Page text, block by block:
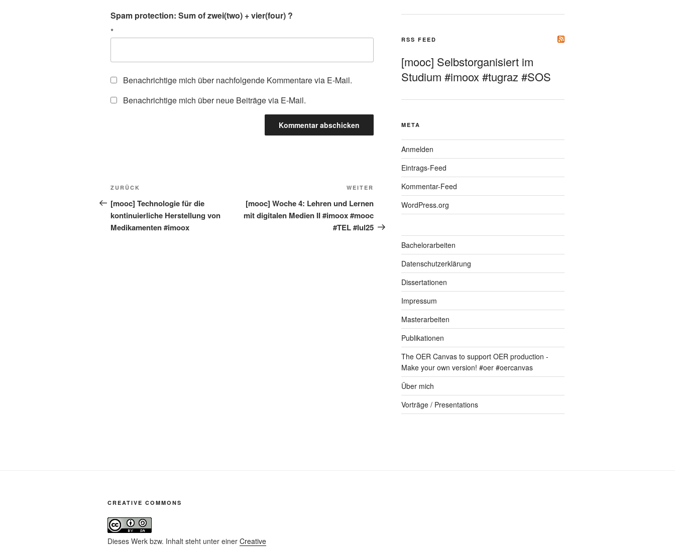
Spam protection: Sum of zwei(two) + vier(four) ?
*
Benachrichtige mich über nachfolgende Kommentare via E-Mail.
Benachrichtige mich über neue Beiträge via E-Mail.
Beitragsnavigation
Vorheriger
Beitrag
ZURÜCK
[mooc] Technologie für die
kontinuierliche Herstellung von
Medikamenten #imoox
Nächster
Beitrag
WEITER
[mooc] Woche 4: Lehren und Lernen
mit digitalen Medien II #imoox #mooc
#TEL #lul25
RSS FEED
[mooc] Selbstorganisiert im
Studium #imoox #tugraz #SOS
META
Anmelden
Eintrags-Feed
Kommentar-Feed
WordPress.org
Bachelorarbeiten
Datenschutzerklärung
Dissertationen
Impressum
Masterarbeiten
Publikationen
The OER Canvas to support OER production -
Make your own version! #oer #oercanvas
Über mich
Vorträge / Presentations
CREATIVE COMMONS
Dieses Werk bzw. Inhalt steht unter einer Creative